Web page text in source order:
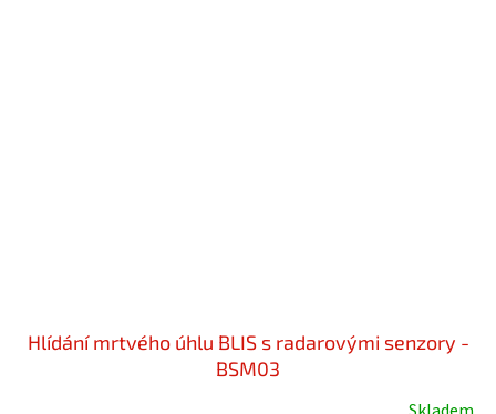
Hlídání mrtvého úhlu BLIS s radarovými senzory -
BSM03